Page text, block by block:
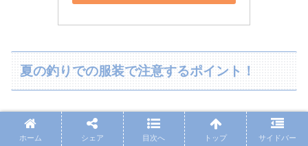
夏の釣りでの服装で注意するポイント！
ホーム シェア 目次へ トップ サイドバー